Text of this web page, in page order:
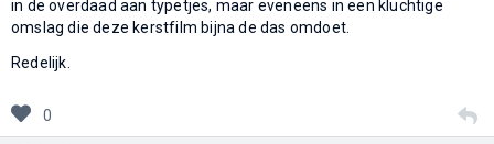
in de overdaad aan typetjes, maar eveneens in een kluchtige
omslag die deze kerstfilm bijna de das omdoet.
Redelijk.
0